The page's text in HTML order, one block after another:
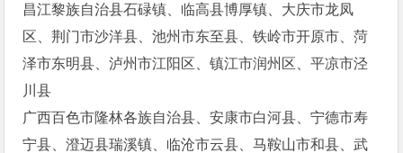
昌江黎族自治县石碌镇、临高县博厚镇、大庆市龙凤
区、荆门市沙洋县、池州市东至县、铁岭市开原市、菏
泽市东明县、泸州市江阳区、镇江市润州区、平凉市泾
川县
广西百色市隆林各族自治县、安康市白河县、宁德市寿
宁县、澄迈县瑞溪镇、临沧市云县、马鞍山市和县、武